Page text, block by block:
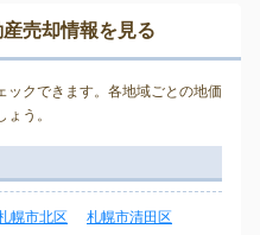
売却情報を見る
ックできます。各地域ごとの地価
う。
幌市北区
札幌市清田区